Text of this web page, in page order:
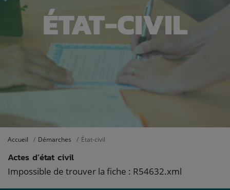
ÉTAT-CIVIL
Accueil Démarches État-civil
Actes d’état civil
Impossible de trouver la fiche : R54632.xml